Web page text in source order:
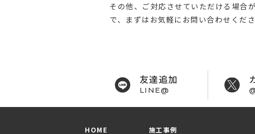
その他、ご対応させていただける場合
で、まずはお気軽にお問い合わせくださ
友達追加
LINE@
HOME 施工事例